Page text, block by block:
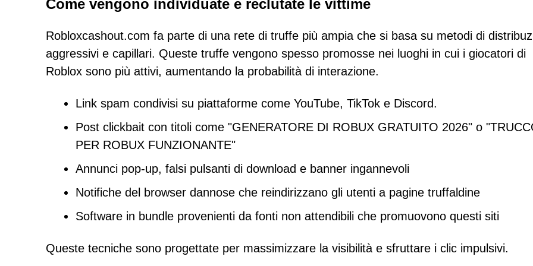
Come vengono individuate e reclutate le vittime
Robloxcashout.com fa parte di una rete di truffe più ampia che si basa su metodi di
aggressivi e capillari. Queste truffe vengono spesso promosse nei luoghi in cui i giocatori di
Roblox sono più attivi, aumentando la probabilità di interazione.
Link spam condivisi su piattaforme come YouTube, TikTok e Discord.
Post clickbait con titoli come "GENERATORE DI ROBUX GRATUITO 2026" o
PER ROBUX FUNZIONANTE"
Annunci pop-up, falsi pulsanti di download e banner ingannevoli
Notifiche del browser dannose che reindirizzano gli utenti a pagine truffaldine
Software in bundle provenienti da fonti non attendibili che promuovono questi siti
Queste tecniche sono progettate per massimizzare la visibilità e sfruttare i clic impulsivi.